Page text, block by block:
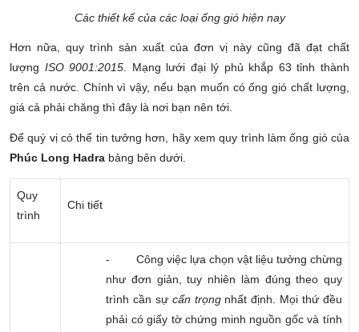
Các thiết kế của các loại ống gió hiện nay
Hơn nữa, quy trình sản xuất của đơn vị này cũng đã đạt chất
lượng ISO 9001:2015 . Mạng lưới đại lý phủ khắp 63 tỉnh thành
trên cả nước. Chính vì vậy, nếu bạn muốn có ống gió chất lượng,
giá cả phải chăng thì đây là nơi bạn nên tới.
Để quý vị có thể tin tưởng hơn, hãy xem quy trình làm ống gió của
Phúc Long Hadra bảng bên dưới.
Quy
trình
Chi tiết
-
Công việc lựa chọn vật liệu tưởng chừng
như đơn giản, tuy nhiên làm đúng theo quy
trình cần sự cẩn trọngnhất định. Mọi thứ đều
phải có giấy tờ chứng minh nguồn gốc và tính